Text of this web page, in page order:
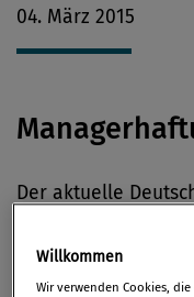
04. März 2015
Der aktuelle
Verdachts auf
verantworten. Mit
Willkommen
Wir verwenden Cookies,